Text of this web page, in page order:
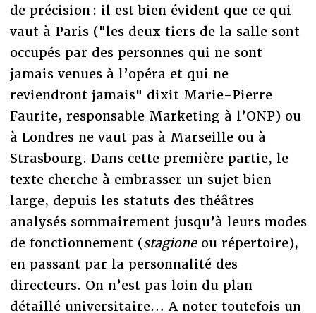
de précision : il est bien évident que ce qui
vaut à Paris ("les deux tiers de la salle sont
occupés par des personnes qui ne sont
jamais venues à l’opéra et qui ne
reviendront jamais" dixit Marie-Pierre
Faurite, responsable Marketing à l’ONP) ou
à Londres ne vaut pas à Marseille ou à
Strasbourg. Dans cette première partie, le
texte cherche à embrasser un sujet bien
large, depuis les statuts des théâtres
analysés sommairement jusqu’à leurs modes
de fonctionnement (stagioneou répertoire),
en passant par la personnalité des
directeurs. On n’est pas loin du plan
détaillé universitaire… A noter toutefois un